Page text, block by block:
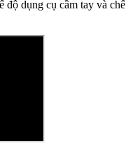
độ dụng cụ cầm tay và chế